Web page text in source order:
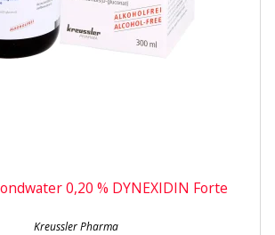
0,20 % DYNEXIDIN Forte
Kreussler Pharma